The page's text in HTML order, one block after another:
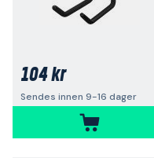
104 kr
Sendes innen 9-16 dager